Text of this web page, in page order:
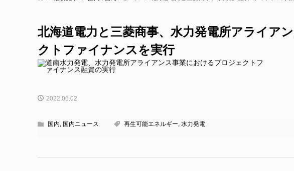
北海道電力と三菱商事、水力発電所アライア
クトファイナンスを実行
2022.06.02
国内, 国内ニュース 再生可能エネルギー, 水力発電